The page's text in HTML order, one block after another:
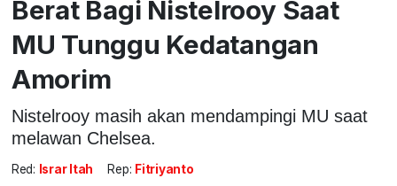
Berat Bagi Nistelrooy Saat
MU Tunggu Kedatangan
Amorim
Nistelrooy masih akan mendampingi MU saat
melawan Chelsea.
Red: Israr Itah Rep: Fitriyanto